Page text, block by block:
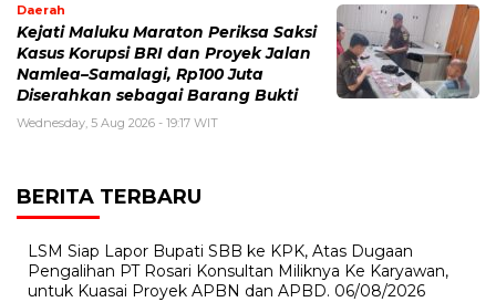
Daerah
Kejati Maluku Maraton Periksa Saksi
Kasus Korupsi BRI dan Proyek Jalan
Namlea–Samalagi, Rp100 Juta
Diserahkan sebagai Barang Bukti
Wednesday, 5 Aug 2026 - 19:17 WIT
BERITA TERBARU
LSM Siap Lapor Bupati SBB ke KPK, Atas Dugaan
Pengalihan PT Rosari Konsultan Miliknya Ke Karyawan,
untuk Kuasai Proyek APBN dan APBD. 06/08/2026